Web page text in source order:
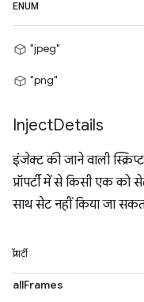
ENUM
"jpeg"
"png"
InjectDetails
इंजेक्ट की जाने वाली
प्रॉपर्टी में से किसी एक को
साथ सेट नहीं किया जा
प्रॉपर्टी
allFrames